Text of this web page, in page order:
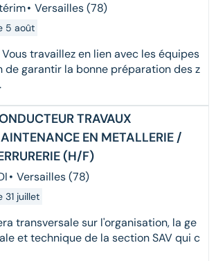
• Versailles (78)
5 août
travaillez en lien avec les équipes
de garantir la bonne préparation des z
TRAVAUX
EN METALLERIE /
(H/F)
• Versailles (78)
31 juillet
transversale sur l'organisation, la ge
et technique de la section SAV qui c